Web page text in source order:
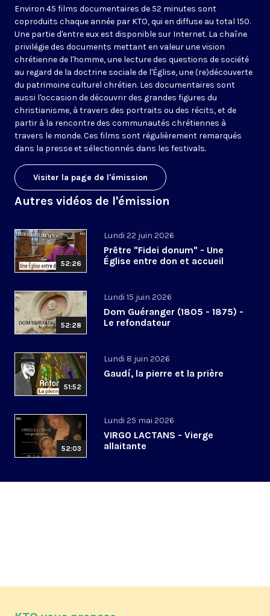
Environ 45 films documentaires de 52 minutes sont
coproduits chaque année par KTO, qui en diffuse au total 150.
Une partie d'entre eux est disponible sur Internet. La chaîne
privilégie des documents mettant en valeur une vision
chrétienne de l'homme, une lecture des questions de société
au regard de la doctrine sociale de l'Église, une (re)découverte
du patrimoine culturel chrétien. Les documentaires sont
aussi l'occasion de découvrir des grandes figures du
christianisme, à travers des portraits ou des récits, et de
partir à la rencontre des communautés chrétiennes à
travers le monde. Ces films sont régulièrement remarqués
dans la presse et sélectionnés dans les festivals.
Visiter la page de l'émission
Autres vidéos de l'émission
52:26
Lundi 22 juin 2026
Prêtre "Fidei donum" - Une
Église entre don et accueil
52:28
Lundi 15 juin 2026
Dom Guéranger (1805 - 1875) -
Le refondateur
51:52
Lundi 8 juin 2026
Gaudí, la pierre et la prière
52:03
Lundi 25 mai 2026
VIRGO LACTANS - Vierge
allaitante